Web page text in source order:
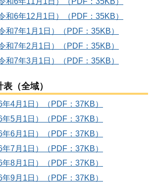
和6年12月1日）（PDF：35KB）
和7年1月1日）（PDF：35KB）
和7年2月1日）（PDF：35KB）
和7年3月1日）（PDF：35KB）
（全域）
4月1日）（PDF：37KB）
5月1日）（PDF：37KB）
6月1日）（PDF：37KB）
7月1日）（PDF：37KB）
8月1日）（PDF：37KB）
9月1日）（PDF：37KB）